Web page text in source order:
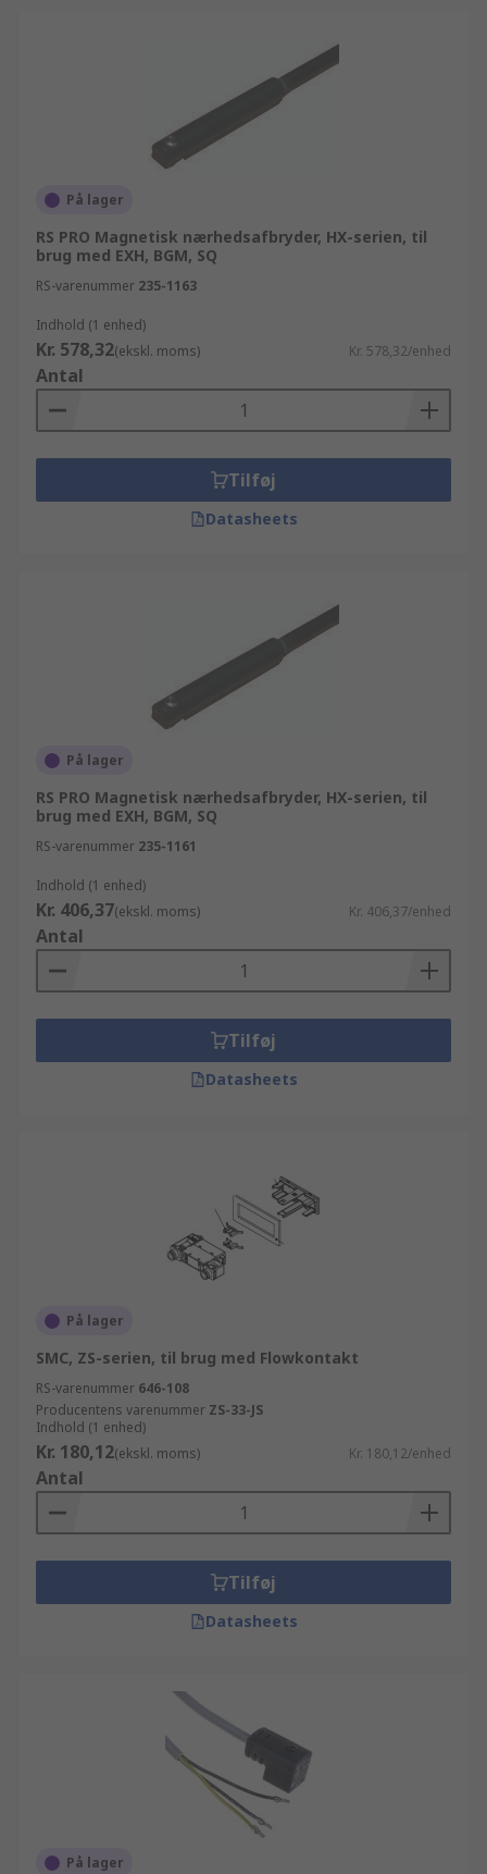
På lager
RS PRO Magnetisk nærhedsafbryder, HX-serien, til
brug med EXH, BGM, SQ
RS-varenummer 235-1163
Indhold (1 enhed)
Kr. 578,32(ekskl. moms) Kr. 578,32/enhed
Antal
Tilføj
Datasheets
På lager
RS PRO Magnetisk nærhedsafbryder, HX-serien, til
brug med EXH, BGM, SQ
RS-varenummer 235-1161
Indhold (1 enhed)
Kr. 406,37(ekskl. moms) Kr. 406,37/enhed
Antal
Tilføj
Datasheets
På lager
SMC, ZS-serien, til brug med Flowkontakt
RS-varenummer 646-108
Producentens varenummer ZS-33-JS
Indhold (1 enhed)
Kr. 180,12(ekskl. moms) Kr. 180,12/enhed
Antal
Tilføj
Datasheets
På lager